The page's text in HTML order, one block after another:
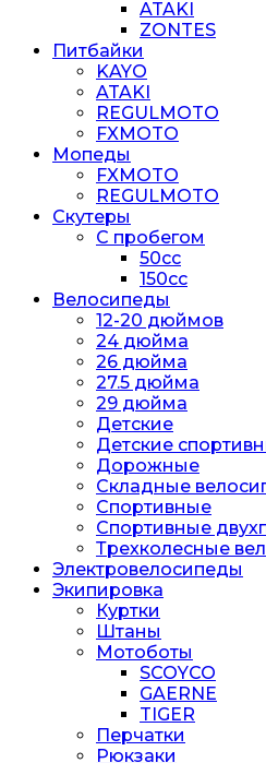
ATAKI
ZONTES
Питбайки
KAYO
ATAKI
REGULMOTO
FXMOTO
Мопеды
FXMOTO
REGULMOTO
Скутеры
С пробегом
50cc
150cc
Велосипеды
12-20 дюймов
24 дюйма
26 дюйма
27.5 дюйма
29 дюйма
Детские
Детские
Дорожные
Складные
Спортивные
Спортивные
Трехколесные
Электровелосипеды
Экипировка
Куртки
Штаны
Мотоботы
SCOYCO
GAERNE
TIGER
Перчатки
Рюкзаки